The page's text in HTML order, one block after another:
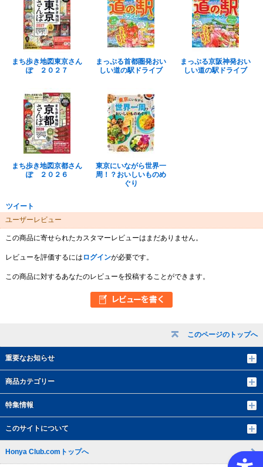
このページのトップへ
重要なお知らせ
商品カテゴリー
特集情報
このサイトについて
まち歩き地図東京さん
ぽ ２０２７
まっぷる首都圏発おい
しい道の駅ドライブ
まっぷる京阪神発おい
しい道の駅ドライブ
まち歩き地図京都さん
ぽ ２０２６
東京にいながら世界一
周！？おいしいものめ
ぐり
ツイート
ユーザーレビュー
この商品に寄せられたカスタマーレビューはまだありません。
レビューを評価するには ログインが必要です。
この商品に対するあなたのレビューを投稿することができます。
Honya Club.comトップへ